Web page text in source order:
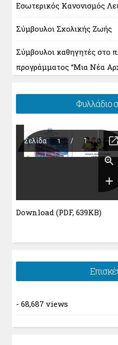
Εσωτερικός Κανονισμός
Σύμβουλοι Σχολικής Ζωής
Σύμβουλοι καθηγητές στο
προγράμματος “Μια Νέα
Φυλλάδιο
Download (PDF, 639KB)
- 68,687 views